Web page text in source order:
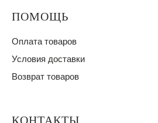
ПОМОЩЬ
Оплата товаров
Условия доставки
Возврат товаров
КОНТАКТЫ